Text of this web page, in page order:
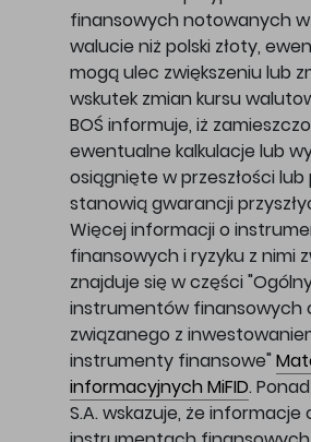
finansowych notowanych
walucie niż polski złoty,
mogą ulec zwiększeniu lub
wskutek zmian kursu
BOŚ informuje, iż
ewentualne kalkulacje lub
osiągnięte w przeszłości
stanowią gwarancji
Więcej informacji o
finansowych i ryzyku z nimi
znajduje się w części
instrumentów finansowych
związanego z
instrumenty finansowe"
informacyjnych MiFID.
S.A. wskazuje, że informacje